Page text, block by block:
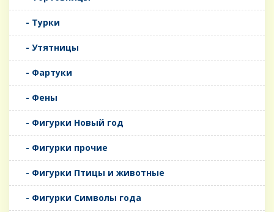
- Турки
- Утятницы
- Фартуки
- Фены
- Фигурки Новый год
- Фигурки прочие
- Фигурки Птицы и животные
- Фигурки Символы года